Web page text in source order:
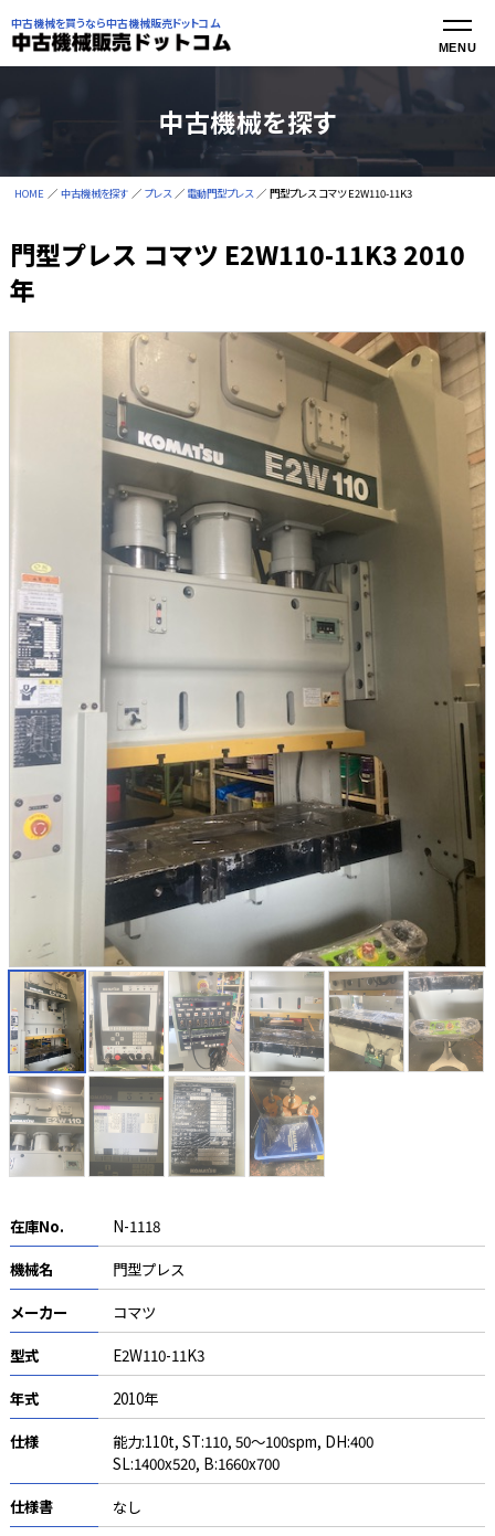
中古機械を買うなら中古機械販売ドットコム
中古機械を探す
HOME 中古機械を探す プレス 電動門型プレス 門型プレス コマツ E2W110-11K3
門型プレス コマツ E2W110-11K3 2010
年
在庫No.
N-1118
機械名
門型プレス
メーカー
コマツ
型式
E2W110-11K3
年式
2010年
仕様
能力:110t, ST:110, 50～100spm, DH:400
SL:1400x520, B:1660x700
仕様書
なし